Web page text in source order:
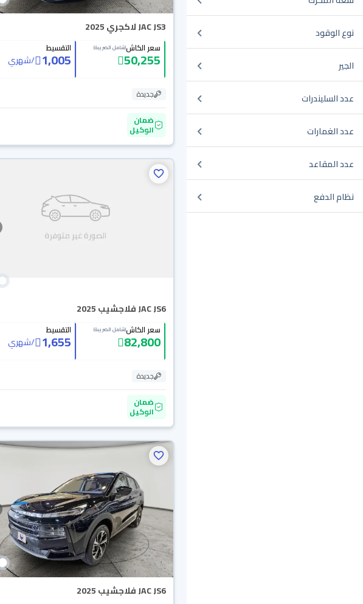
نوع الوقود
الجير
عدد السليندرات
عدد الغمارات
عدد المقاعد
نظام الدفع
JAC JS3 لاكجري 2025
سعر الكاش(شامل الضريبة)
50,255
التقسيط
1,005
/شهري
جديدة
ضمان
الوكيل
JAC JS6 فلاجشيب 2025
سعر الكاش(شامل الضريبة)
82,800
التقسيط
1,655
/شهري
جديدة
ضمان
الوكيل
JAC JS6 فلاجشيب 2025